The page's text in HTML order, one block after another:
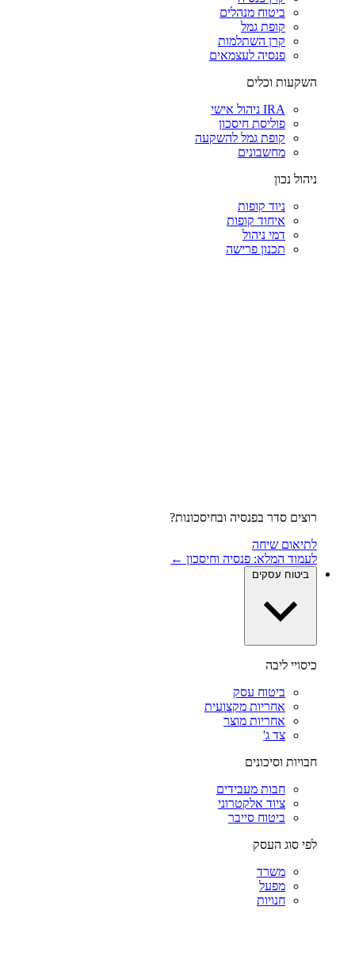
ביטוח מנהלים
קופת גמל
קרן השתלמות
פנסיה לעצמאים
השקעות וכלים
IRA ניהול אישי
פוליסת חיסכון
קופת גמל להשקעה
מחשבונים
ניהול נכון
ניוד קופות
איחוד קופות
דמי ניהול
תכנון פרישה
רוצים סדר בפנסיה ובחיסכונות?
לתיאום שיחה
לעמוד המלא: פנסיה וחיסכון ←
ביטוח עסקים
כיסויי ליבה
ביטוח עסק
אחריות מקצועית
אחריות מוצר
צד ג'
חבויות וסיכונים
חבות מעבידים
ציוד אלקטרוני
ביטוח סייבר
לפי סוג העסק
משרד
מפעל
חנויות